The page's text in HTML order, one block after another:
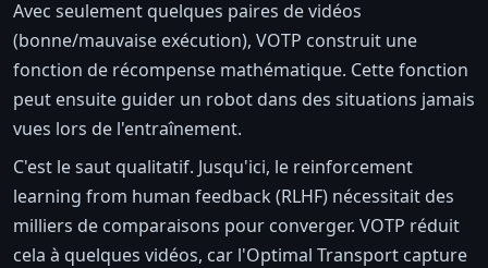
Avec seulement quelques paires de vidéos
(bonne/mauvaise exécution), VOTP construit une
fonction de récompense mathématique. Cette fonction
peut ensuite guider un robot dans des situations jamais
vues lors de l'entraînement.
C'est le saut qualitatif. Jusqu'ici, le reinforcement
learning from human feedback (RLHF) nécessitait des
milliers de comparaisons pour converger. VOTP réduit
cela à quelques vidéos, car l'Optimal Transport capture